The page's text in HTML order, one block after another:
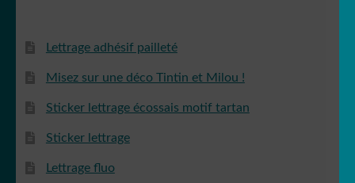
Lettrage adhésif pailleté
Misez sur une déco Tintin et Milou !
Sticker lettrage écossais motif tartan
Sticker lettrage
Lettrage fluo